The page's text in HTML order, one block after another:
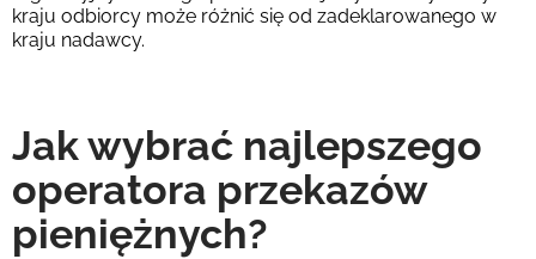
kraju odbiorcy może różnić się od zadeklarowanego w
kraju nadawcy.
Jak wybrać najlepszego
operatora przekazów
pieniężnych?